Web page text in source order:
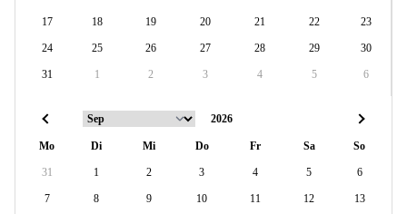
17 18 19 20 21 22 23
24 25 26 27 28 29 30
31 1 2 3 4 5 6
Mo Di Mi Do Fr Sa So
31 1 2 3 4 5 6
7 8 9 10 11 12 13